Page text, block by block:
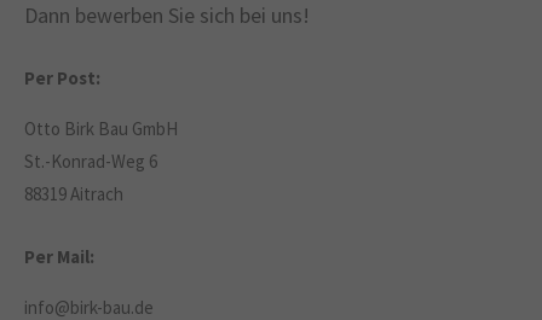
Dann bewerben Sie sich bei uns!
Per Post:
Otto Birk Bau GmbH
St.-Konrad-Weg 6
88319 Aitrach
Per Mail:
info@birk-bau.de